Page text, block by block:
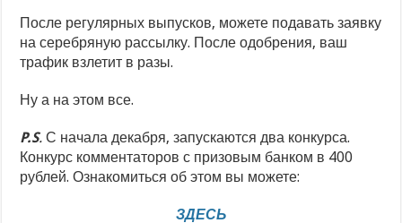
После регулярных выпусков, можете подавать заявку
на серебряную рассылку. После одобрения, ваш
трафик взлетит в разы.
Ну а на этом все.
P.S.С начала декабря, запускаются два конкурса.
Конкурс комментаторов с призовым банком в 400
рублей. Ознакомиться об этом вы можете:
ЗДЕСЬ